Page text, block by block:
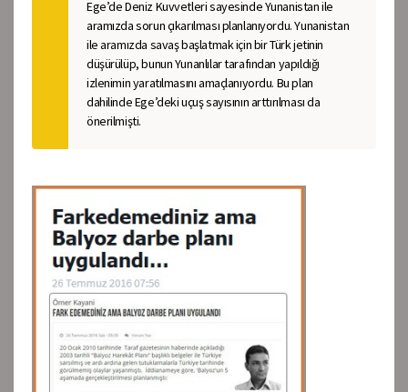
Ege’de Deniz Kuvvetleri sayesinde Yunanistan ile
aramızda sorun çıkarılması planlanıyordu. Yunanistan
ile aramızda savaş başlatmak için bir Türk jetinin
düşürülüp, bunun Yunanlılar tarafından yapıldığı
izlenimin yaratılmasını amaçlanıyordu. Bu plan
dahilinde Ege’deki uçuş sayısının arttırılması da
önerilmişti.